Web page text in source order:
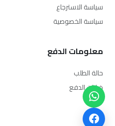
سياسة الاسترجاع
سياسة الخصوصية
معلومات الدفع
حالة الطلب
خيارات الدفع